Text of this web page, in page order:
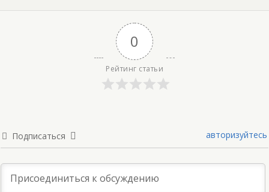
0
Рейтинг статьи
Подписаться авторизуйтесь